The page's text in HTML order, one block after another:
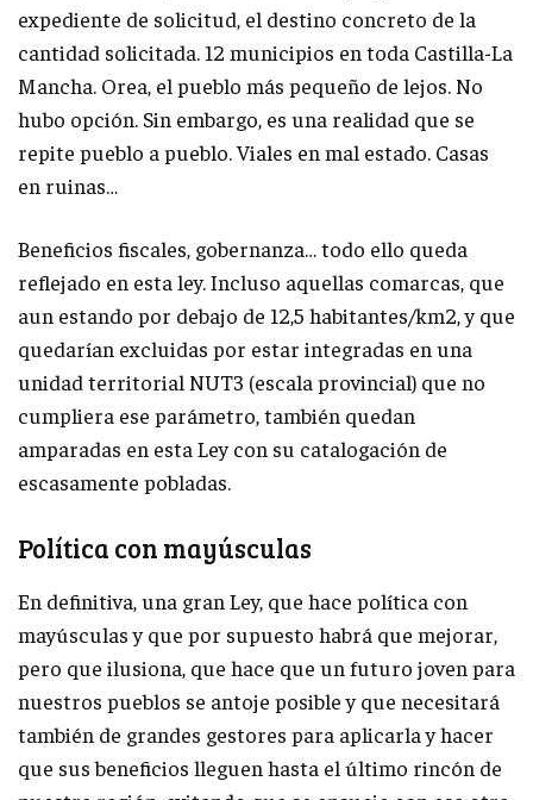
expediente de solicitud, el destino concreto de la
cantidad solicitada. 12 municipios en toda Castilla-La
Mancha. Orea, el pueblo más pequeño de lejos. No
hubo opción. Sin embargo, es una realidad que se
repite pueblo a pueblo. Viales en mal estado. Casas
en ruinas…
Beneficios fiscales, gobernanza… todo ello queda
reflejado en esta ley. Incluso aquellas comarcas, que
aun estando por debajo de 12,5 habitantes/km2, y que
quedarían excluidas por estar integradas en una
unidad territorial NUT3 (escala provincial) que no
cumpliera ese parámetro, también quedan
amparadas en esta Ley con su catalogación de
escasamente pobladas.
Política con mayúsculas
En definitiva, una gran Ley, que hace política con
mayúsculas y que por supuesto habrá que mejorar,
pero que ilusiona, que hace que un futuro joven para
nuestros pueblos se antoje posible y que necesitará
también de grandes gestores para aplicarla y hacer
que sus beneficios lleguen hasta el último rincón de